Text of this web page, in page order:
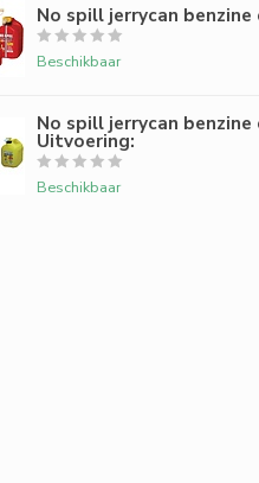
No spill jerrycan
Beschikbaar
No spill jerrycan
Uitvoering:
Beschikbaar